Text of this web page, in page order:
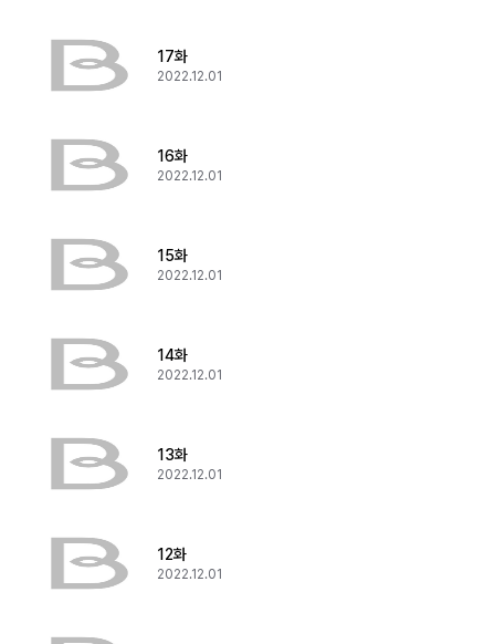
17화
2022.12.01
16화
2022.12.01
15화
2022.12.01
14화
2022.12.01
13화
2022.12.01
12화
2022.12.01